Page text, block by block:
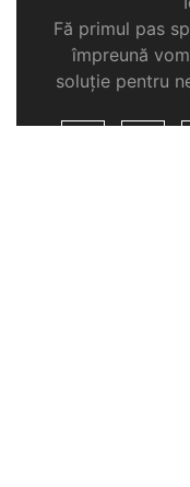
Fă primul pas
împreună
soluție pentru